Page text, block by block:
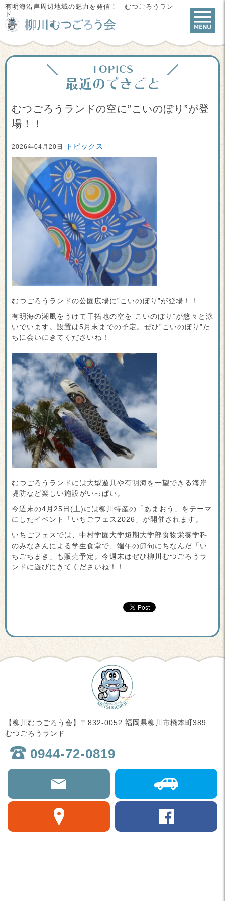
有明海沿岸周辺地域の魅力を発信！｜むつごろうラン
ド
最近のできごと
TOPICS
むつごろうランドの空に”こいのぼり”が登
場！！
2026年04月20日 トピックス
むつごろうランドの公園広場に”こいのぼり”が登場！！
有明海の潮風をうけて干拓地の空を”こいのぼり”が悠々と泳
いでいます。 設置は5月末までの予定。ぜひ”こいのぼり”た
ちに会いにきてくださいね！
むつごろうランドには大型遊具や有明海を一望できる海岸
堤防など楽しい施設がいっぱい。
今週末の4月25日(土)には柳川特産の「あまおう」をテーマ
にしたイベント「いちごフェス2026」が開催されます。
いちごフェスでは、中村学園大学短期大学部食物栄養学科
のみなさんによる学生食堂で、端午の節句にちなんだ「い
ちごちまき」も販売予定。今週末はぜひ柳川むつごろうラ
ンドに遊びにきてくださいね！！
【柳川むつごろう会】〒832-0052 福岡県柳川市橋本町389
むつごろうランド
0944-72-0819